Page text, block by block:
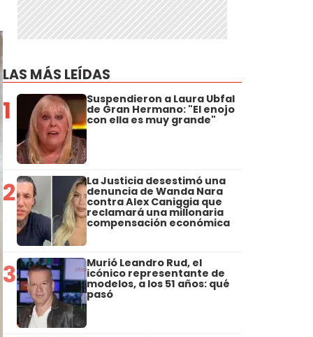
LAS MÁS LEÍDAS
1 Suspendieron a Laura Ubfal
de Gran Hermano: "El enojo
con ella es muy grande"
2 La Justicia desestimó una
denuncia de Wanda Nara
contra Alex Caniggia que
reclamará una millonaria
compensación económica
3 Murió Leandro Rud, el
icónico representante de
modelos, a los 51 años: qué
pasó